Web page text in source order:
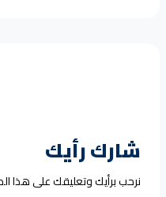
شارك رأيك
نرحب برأيك وتعليقك على هذا